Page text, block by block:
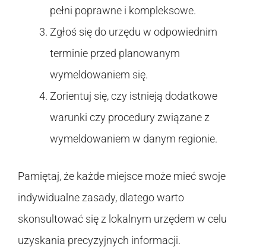
pełni poprawne i kompleksowe.
Zgłoś się do urzędu w odpowiednim
terminie przed planowanym
wymeldowaniem się.
Zorientuj się, czy istnieją dodatkowe
warunki czy procedury związane z
wymeldowaniem w danym regionie.
Pamiętaj, że każde miejsce może mieć swoje
indywidualne zasady, dlatego warto
skonsultować się z lokalnym urzędem w celu
uzyskania precyzyjnych informacji.